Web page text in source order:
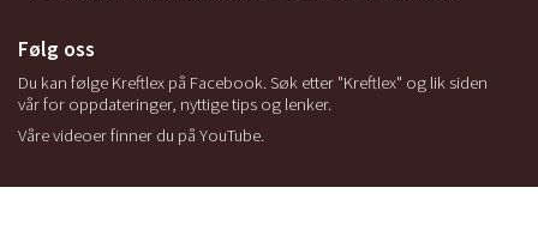
Følg oss
Du kan følge Kreftlex på Facebook. Søk etter "Kreftlex" og lik siden
vår for oppdateringer, nyttige tips og lenker.
Våre videoer finner du på YouTube.